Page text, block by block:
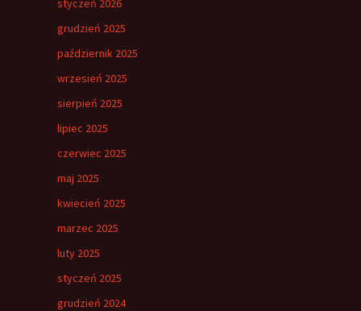
styczeń 2026
grudzień 2025
październik 2025
wrzesień 2025
sierpień 2025
lipiec 2025
czerwiec 2025
maj 2025
kwiecień 2025
marzec 2025
luty 2025
styczeń 2025
grudzień 2024